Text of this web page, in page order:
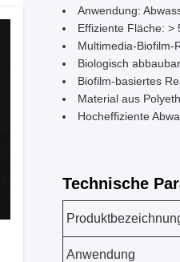
Anwendung:
Effiziente Fläche: >
Multimedia-Biofilm-
Biologisch
Biofilm-basiertes
Material aus
Hocheffiziente
Technische
Anwendung